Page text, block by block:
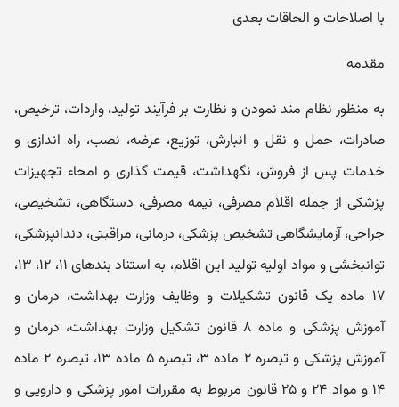
با اصلاحات و الحاقات بعدی
مقدمه
به منظور نظام مند نمودن و نظارت بر فرآیند تولید، واردات، ترخیص،
صادرات، حمل و نقل و انبارش، توزیع، عرضه، نصب، راه اندازی و
خدمات پس از فروش، نگھداشت، قیمت گذاری و امحاء تجھیزات
پزشکی از جمله اقلام مصرفی، نیمه مصرفی، دستگاھی، تشخیصی،
جراحی، آزمایشگاھی تشخیص پزشکی، درمانی، مراقبتی، دندانپزشکی،
توانبخشی و مواد اولیه تولید این اقلام، به استناد بندھای ۱۱، ۱۲، ۱۳،
۱۷ ماده یک قانون تشکیلات و وظایف وزارت بھداشت، درمان و
آموزش پزشکی و ماده ۸ قانون تشکیل وزارت بھداشت، درمان و
آموزش پزشکی و تبصره ۲ ماده ۳، تبصره ۵ ماده ۱۳، تبصره ۲ ماده
۱۴ و مواد ۲۴ و ۲۵ قانون مربوط به مقررات امور پزشکی و دارویی و